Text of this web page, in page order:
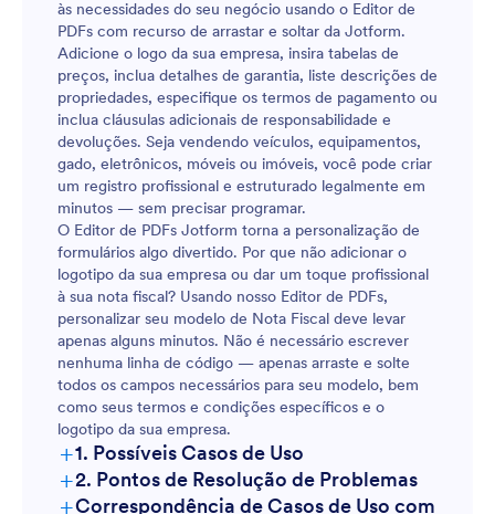
às necessidades do seu negócio usando o Editor de
PDFs com recurso de arrastar e soltar da Jotform.
Adicione o logo da sua empresa, insira tabelas de
preços, inclua detalhes de garantia, liste descrições de
propriedades, especifique os termos de pagamento ou
inclua cláusulas adicionais de responsabilidade e
devoluções. Seja vendendo veículos, equipamentos,
gado, eletrônicos, móveis ou imóveis, você pode criar
um registro profissional e estruturado legalmente em
minutos — sem precisar programar.
O Editor de PDFs Jotform torna a personalização de
formulários algo divertido. Por que não adicionar o
logotipo da sua empresa ou dar um toque profissional
à sua nota fiscal? Usando nosso Editor de PDFs,
personalizar seu modelo de Nota Fiscal deve levar
apenas alguns minutos. Não é necessário escrever
nenhuma linha de código — apenas arraste e solte
todos os campos necessários para seu modelo, bem
como seus termos e condições específicos e o
logotipo da sua empresa.
+1. Possíveis Casos de Uso
+2. Pontos de Resolução de Problemas
+Correspondência de Casos de Uso com